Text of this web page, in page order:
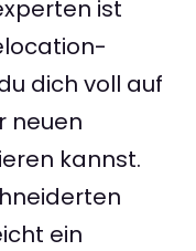
ist
dich voll auf
neuen
kannst.
ein